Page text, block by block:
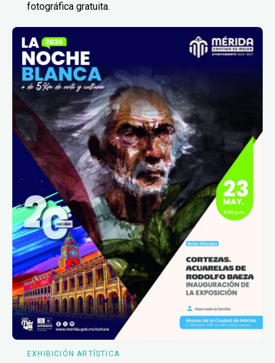
fotográfica gratuita.
EXHIBICIÓN ARTÍSTICA